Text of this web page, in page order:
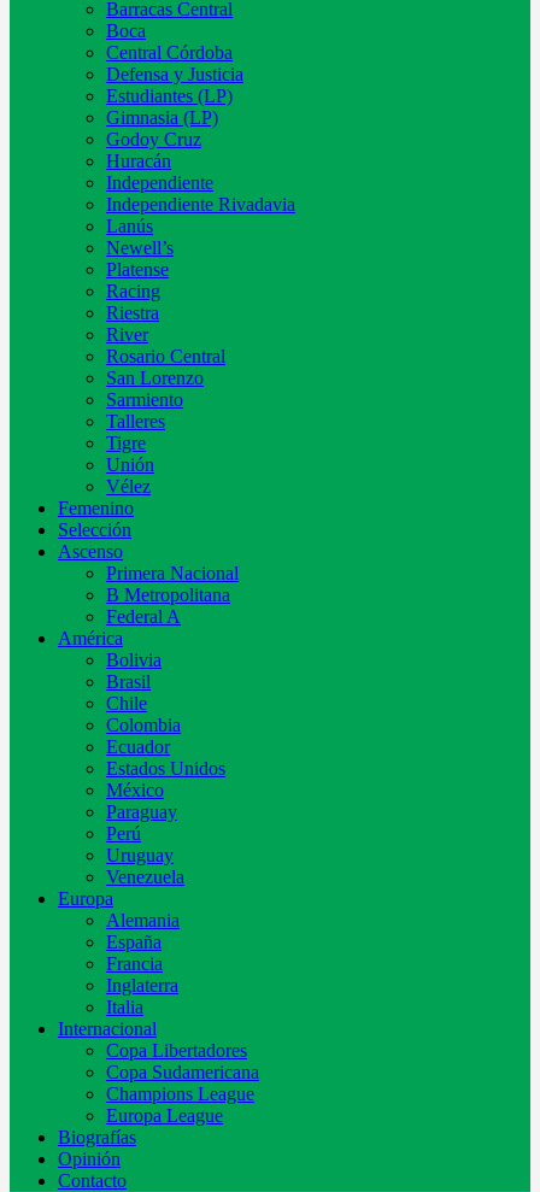
Barracas Central
Boca
Central Córdoba
Defensa y Justicia
Estudiantes (LP)
Gimnasia (LP)
Godoy Cruz
Huracán
Independiente
Independiente Rivadavia
Lanús
Newell’s
Platense
Racing
Riestra
River
Rosario Central
San Lorenzo
Sarmiento
Talleres
Tigre
Unión
Vélez
Femenino
Selección
Ascenso
Primera Nacional
B Metropolitana
Federal A
América
Bolivia
Brasil
Chile
Colombia
Ecuador
Estados Unidos
México
Paraguay
Perú
Uruguay
Venezuela
Europa
Alemania
España
Francia
Inglaterra
Italia
Internacional
Copa Libertadores
Copa Sudamericana
Champions League
Europa League
Biografías
Opinión
Contacto